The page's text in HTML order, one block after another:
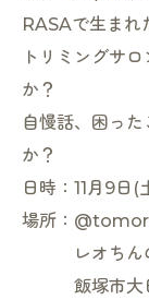
RASAで生まれ
トリミングサ
か？
自慢話、困っ
か？
日時：11月9日
場所：
レオちんの
飯塚市大